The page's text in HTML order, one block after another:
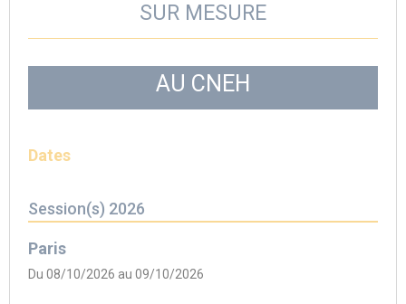
SUR MESURE
AU CNEH
Dates
Session(s) 2026
Paris
Du 08/10/2026 au 09/10/2026